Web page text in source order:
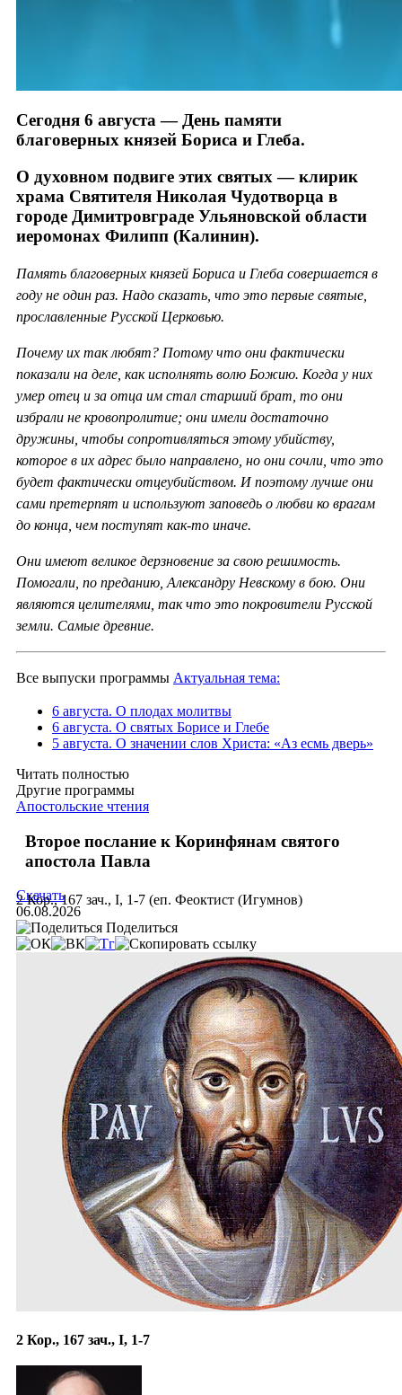
Сегодня 6 августа — День памяти
благоверных князей Бориса и Глеба.
О духовном подвиге этих святых — клирик
храма Святителя Николая Чудотворца в
городе Димитровграде Ульяновской области
иеромонах Филипп (Калинин).
Память благоверных князей Бориса и Глеба совершается в
году не один раз. Надо сказать, что это первые святые,
прославленные Русской Церковью.
Почему их так любят? Потому что они фактически
показали на деле, как исполнять волю Божию. Когда у них
умер отец и за отца им стал старший брат, то они
избрали не кровопролитие; они имели достаточно
дружины, чтобы сопротивляться этому убийству,
которое в их адрес было направлено, но они сочли, что это
будет фактически отцеубийством. И поэтому лучше они
сами претерпят и используют заповедь о любви ко врагам
до конца, чем поступят как-то иначе.
Они имеют великое дерзновение за свою решимость.
Помогали, по преданию, Александру Невскому в бою. Они
являются целителями, так что это покровители Русской
земли. Самые древние.
Все выпуски программы Актуальная тема:
6 августа. О плодах молитвы
6 августа. О святых Борисе и Глебе
5 августа. О значении слов Христа: «Аз есмь дверь»
Читать полностью
Другие программы
Апостольские чтения
Второе послание к Коринфянам святого
апостола Павла
2 Кор., 167 зач., I, 1-7 (еп. Феоктист (Игумнов)
Скачать
06.08.2026
Поделиться
2 Кор., 167 зач., I, 1-7